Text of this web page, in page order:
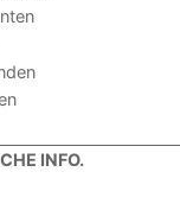
INFO.